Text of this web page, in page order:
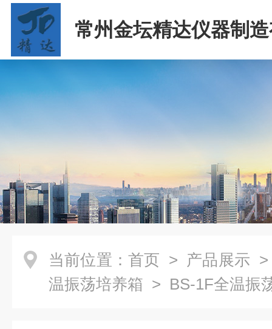
常州金坛精达仪器制
司
当前位置： 首页 > 产品展示
温振荡培养箱 > BS-1F全温振